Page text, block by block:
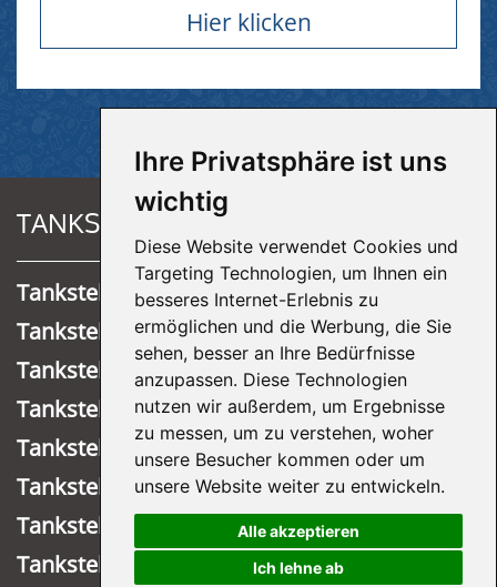
Ihre Privatsphäre ist uns
wichtig
Diese Website verwendet Cookies und
Targeting Technologien, um Ihnen ein
besseres Internet-Erlebnis zu
ermöglichen und die Werbung, die Sie
sehen, besser an Ihre Bedürfnisse
anzupassen. Diese Technologien
nutzen wir außerdem, um Ergebnisse
zu messen, um zu verstehen, woher
unsere Besucher kommen oder um
unsere Website weiter zu entwickeln.
Alle akzeptieren
Ich lehne ab
Hier klicken
TANKSTELLEN
Tankstelle Ründeroth
Tankstelle Overath
Tankstelle Meinerzhagen
Tankstelle Lastrup Nord
Tankstelle Köln-Mülheim
Tankstelle Wiehl
Tankstelle Marienheide
Tankstelle Wipperfürth